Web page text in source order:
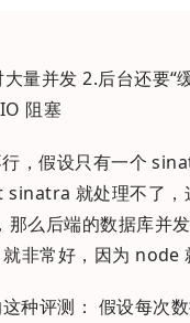
量并发 2.后台还要“
阻塞
，假设只有一个
就处理不了
么后端的数据库并
非常好，因为 node
种评测： 假设每